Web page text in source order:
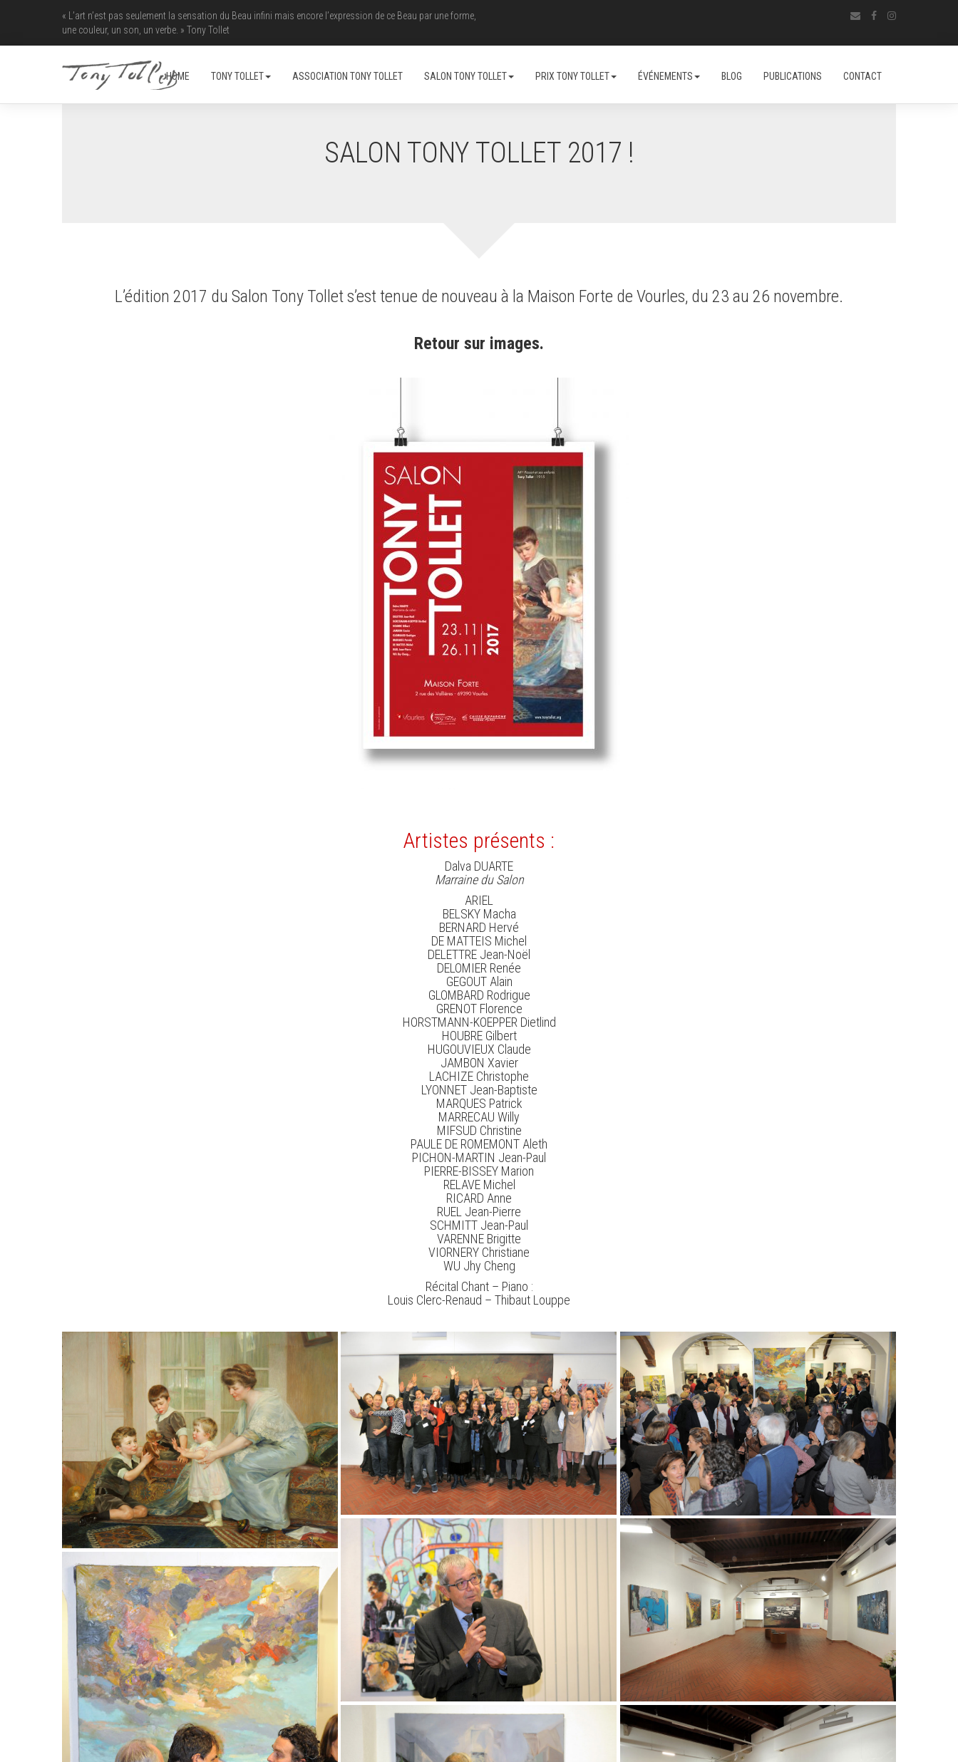
« L’art n’est pas seulement la sensation du Beau infini mais encore l’expression de ce Beau par une forme,
une couleur, un son, un verbe. » Tony Tollet
HOME TONY TOLLET ASSOCIATION TONY TOLLET SALON TONY TOLLET PRIX TONY TOLLET ÉVÉNEMENTS BLOG PUBLICATIONS CONTACT
SALON TONY TOLLET 2017 !
L’édition 2017 du Salon Tony Tollet s’est tenue de nouveau à la Maison Forte de Vourles, du 23 au 26 novembre.
Retour sur images.
Artistes présents :
Dalva DUARTE
Marraine du Salon
ARIEL
BELSKY Macha
BERNARD Hervé
DE MATTEIS Michel
DELETTRE Jean-Noël
DELOMIER Renée
GEGOUT Alain
GLOMBARD Rodrigue
GRENOT Florence
HORSTMANN-KOEPPER Dietlind
HOUBRE Gilbert
HUGOUVIEUX Claude
JAMBON Xavier
LACHIZE Christophe
LYONNET Jean-Baptiste
MARQUES Patrick
MARRECAU Willy
MIFSUD Christine
PAULE DE ROMEMONT Aleth
PICHON-MARTIN Jean-Paul
PIERRE-BISSEY Marion
RELAVE Michel
RICARD Anne
RUEL Jean-Pierre
SCHMITT Jean-Paul
VARENNE Brigitte
VIORNERY Christiane
WU Jhy Cheng
Récital Chant – Piano :
Louis Clerc-Renaud – Thibaut Louppe